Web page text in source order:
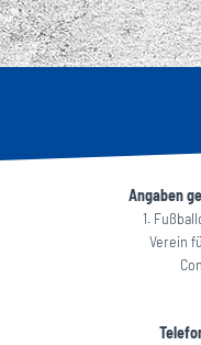
Angaben
1.
Verein